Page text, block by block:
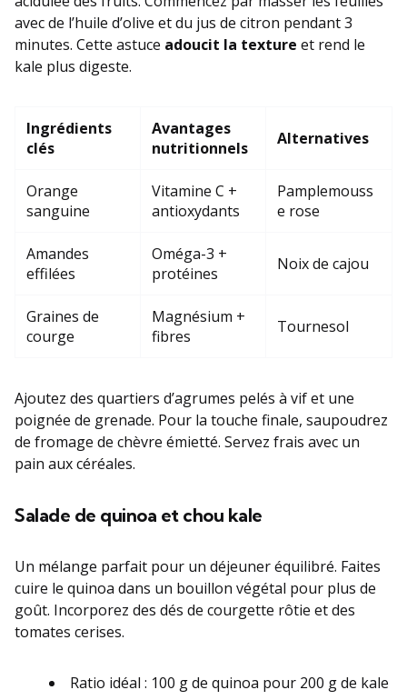
avec de l’huile d’olive et du jus de citron pendant 3
minutes. Cette astuce adoucit la texture et rend le
kale plus digeste.
Ingrédients
clés
Avantages
nutritionnels
Alternatives
Orange
sanguine
Vitamine C +
antioxydants
Pamplemouss
e rose
Amandes
effilées
Oméga-3 +
protéines
Noix de cajou
Graines de
courge
Magnésium +
fibres
Tournesol
Ajoutez des quartiers d’agrumes pelés à vif et une
poignée de grenade. Pour la touche finale, saupoudrez
de fromage de chèvre émietté. Servez frais avec un
pain aux céréales.
Salade de quinoa et chou kale
Un mélange parfait pour un déjeuner équilibré. Faites
cuire le quinoa dans un bouillon végétal pour plus de
goût. Incorporez des dés de courgette rôtie et des
tomates cerises.
Ratio idéal : 100 g de quinoa pour 200 g de kale